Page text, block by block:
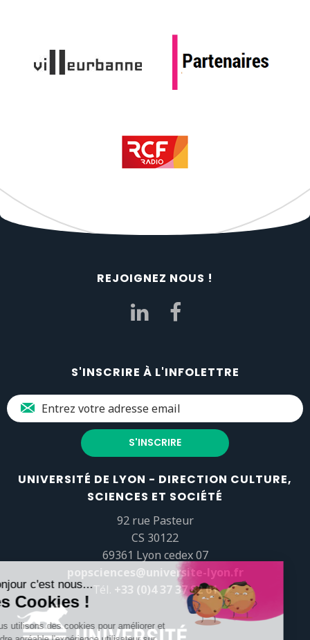
REJOIGNEZ NOUS !
S'INSCRIRE À L'INFOLETTRE
UNIVERSITÉ DE LYON - DIRECTION CULTURE,
SCIENCES ET SOCIÉTÉ
92 rue Pasteur
CS 30122
69361 Lyon cedex 07
popsciences@universite-lyon.fr
Tél. +33 (0)4 37 37 82 01